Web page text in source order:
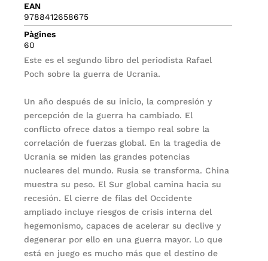
EAN
9788412658675
Pàgines
60
Este es el segundo libro del periodista Rafael
Poch sobre la guerra de Ucrania.
Un año después de su inicio, la compresión y
percepción de la guerra ha cambiado. El
conflicto ofrece datos a tiempo real sobre la
correlación de fuerzas global. En la tragedia de
Ucrania se miden las grandes potencias
nucleares del mundo. Rusia se transforma. China
muestra su peso. El Sur global camina hacia su
recesión. El cierre de filas del Occidente
ampliado incluye riesgos de crisis interna del
hegemonismo, capaces de acelerar su declive y
degenerar por ello en una guerra mayor. Lo que
está en juego es mucho más que el destino de